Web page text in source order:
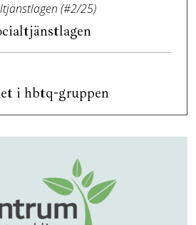
(#2/25)
i hbtq-gruppen